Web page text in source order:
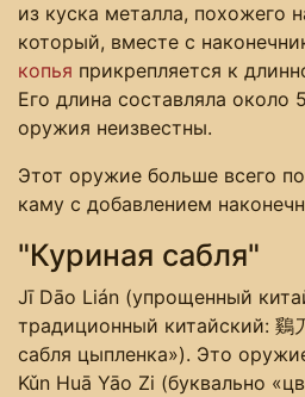
из куска металла, похожего
который, вместе с
копья прикрепляется к
Его длина составляла около
оружия неизвестны.
Этот оружие больше всего
каму с добавлением
"Куриная сабля"
Jī Dāo Lián (упрощенный
традиционный китайский: 鷄
сабля цыпленка»). Это
Kǔn Huā Yāo Zi (буквально